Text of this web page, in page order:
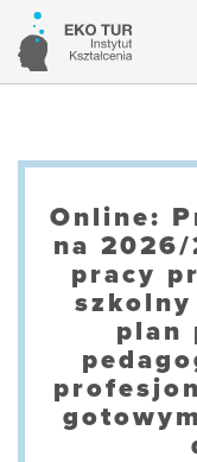
Online:
na
pracy
plan